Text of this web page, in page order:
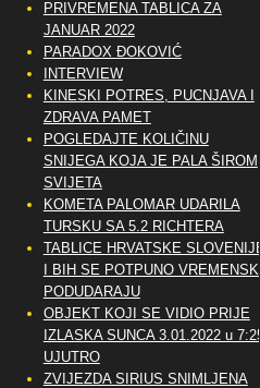
PRIVREMENA TABLICA ZA
JANUAR 2022
PARADOX ĐOKOVIĆ
INTERVIEW
KINESKI POTRES, PUCNJAVA I
ZDRAVA PAMET
POGLEDAJTE KOLIČINU
SNIJEGA KOJA JE PALA ŠIROM
SVIJETA
KOMETA PALOMAR UDARILA
TURSKU SA 5.2 RICHTERA
TABLICE HRVATSKE SLOVENIJE
I BIH SE POTPUNO VREMENSKI
PODUDARAJU
OBJEKT KOJI SE VIDIO PRIJE
IZLASKA SUNCA 3.01.2022 u 7:25
UJUTRO
ZVIJEZDA SIRIUS SNIMLJENA